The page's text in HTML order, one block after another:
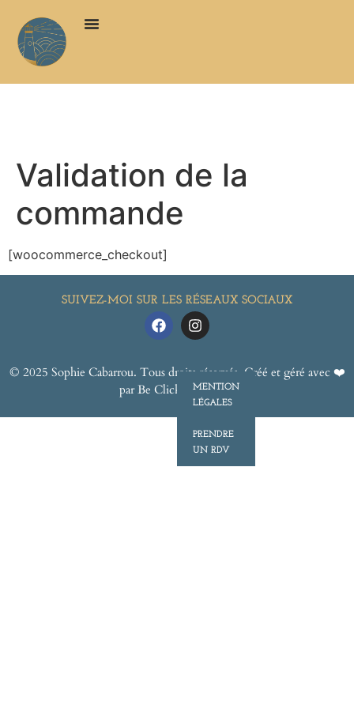
Validation de la
commande
[woocommerce_checkout]
SUIVEZ-MOI SUR LES RÉSEAUX SOCIAUX
© 2025 Sophie Cabarrou. Tous droits réservés. Créé et géré avec ❤️
parBe Clicked Agency
MENTION
LÉGALES
PRENDRE
UN RDV